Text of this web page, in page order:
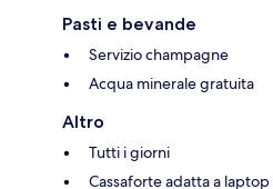
Pasti e bevande
Servizio champagne
Acqua minerale gratuita
Altro
Tutti i giorni
Cassaforte adatta a laptop